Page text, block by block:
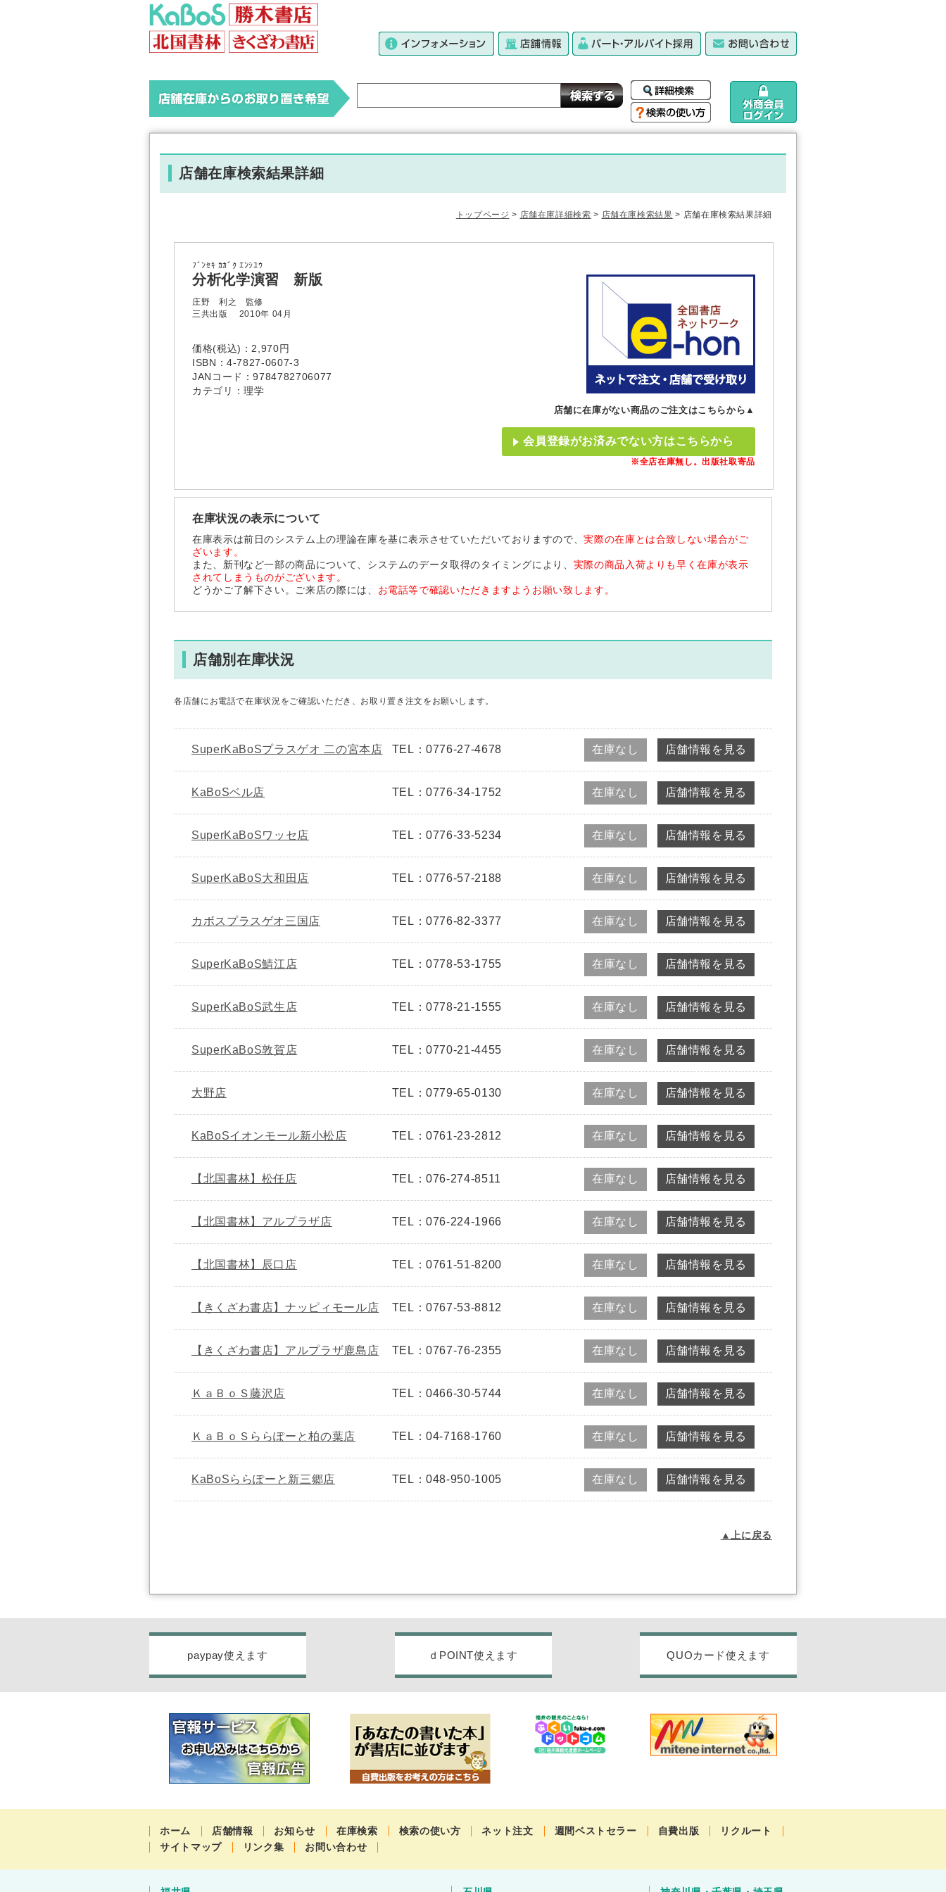
店舗在庫検索結果詳細
トップページ > 店舗在庫詳細検索 > 店舗在庫検索結果 > 店舗在庫検索結果詳細
ﾌﾞﾝｾｷ ｶｶﾞｸ ｴﾝｼﾕｳ
分析化学演習 新版
庄野 利之 監修
三共出版 2010年 04月
価格(税込)：2,970円
ISBN：4-7827-0607-3
JANコード：9784782706077
カテゴリ：理学
店舗に在庫がない商品のご注文はこちらから▲
会員登録がお済みでない方はこちらから
※全店在庫無し。出版社取寄品
在庫状況の表示について
在庫表示は前日のシステム上の理論在庫を基に表示させていただいておりますので、実際の在庫とは合致しない場合がご
ざいます。
また、新刊など一部の商品について、システムのデータ取得のタイミングにより、 実際の商品入荷よりも早く在庫が表示
されてしまうものがございます。
どうかご了解下さい。ご来店の際には、 お電話等で確認いただきますようお願い致します。
店舗別在庫状況
各店舗にお電話で在庫状況をご確認いただき、お取り置き注文をお願いします。
SuperKaBoSプラスゲオ 二の宮本店 TEL：0776-27-4678 店舗情報を見る
在庫なし
KaBoSベル店 TEL：0776-34-1752 店舗情報を見る
在庫なし
SuperKaBoSワッセ店 TEL：0776-33-5234 店舗情報を見る
在庫なし
SuperKaBoS大和田店 TEL：0776-57-2188 店舗情報を見る
在庫なし
カボスプラスゲオ三国店 TEL：0776-82-3377 店舗情報を見る
在庫なし
SuperKaBoS鯖江店 TEL：0778-53-1755 店舗情報を見る
在庫なし
SuperKaBoS武生店 TEL：0778-21-1555 店舗情報を見る
在庫なし
SuperKaBoS敦賀店 TEL：0770-21-4455 店舗情報を見る
在庫なし
大野店 TEL：0779-65-0130 店舗情報を見る
在庫なし
KaBoSイオンモール新小松店 TEL：0761-23-2812 店舗情報を見る
在庫なし
【北国書林】松任店 TEL：076-274-8511 店舗情報を見る
在庫なし
【北国書林】アルプラザ店 TEL：076-224-1966 店舗情報を見る
在庫なし
【北国書林】辰口店 TEL：0761-51-8200 店舗情報を見る
在庫なし
【きくざわ書店】ナッピィモール店 TEL：0767-53-8812 店舗情報を見る
在庫なし
【きくざわ書店】アルプラザ鹿島店 TEL：0767-76-2355 店舗情報を見る
在庫なし
ＫａＢｏＳ藤沢店 TEL：0466-30-5744 店舗情報を見る
在庫なし
ＫａＢｏＳららぽーと柏の葉店 TEL：04-7168-1760 店舗情報を見る
在庫なし
KaBoSららぽーと新三郷店 TEL：048-950-1005 店舗情報を見る
在庫なし
▲上に戻る
paypay使えます ｄPOINT使えます QUOカード使えます
ホーム 店舗情報 お知らせ 在庫検索 検索の使い方 ネット注文 週間ベストセラー 自費出版
リクルート
サイトマップ
リンク集 お問い合わせ